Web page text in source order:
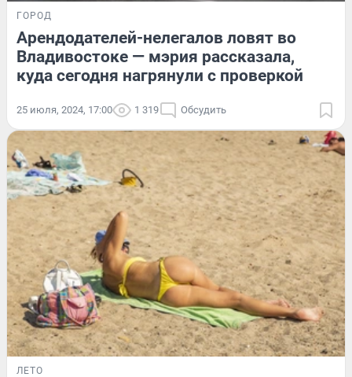
ГОРОД
Арендодателей-нелегалов ловят во
Владивостоке — мэрия рассказала,
куда сегодня нагрянули с проверкой
25 июля, 2024, 17:00 1 319 Обсудить
ЛЕТО